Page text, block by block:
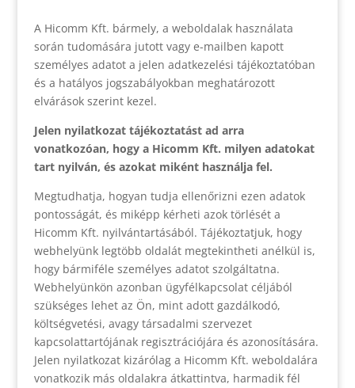
A Hicomm Kft. bármely, a weboldalak használata
során tudomására jutott vagy e-mailben kapott
személyes adatot a jelen adatkezelési tájékoztatóban
és a hatályos jogszabályokban meghatározott
elvárások szerint kezel.
Jelen nyilatkozat tájékoztatást ad arra
vonatkozóan, hogy a Hicomm Kft. milyen adatokat
tart nyilván, és azokat miként használja fel.
Megtudhatja, hogyan tudja ellenőrizni ezen adatok
pontosságát, és miképp kérheti azok törlését a
Hicomm Kft. nyilvántartásából. Tájékoztatjuk, hogy
webhelyünk legtöbb oldalát megtekintheti anélkül is,
hogy bármiféle személyes adatot szolgáltatna.
Webhelyünkön azonban ügyfélkapcsolat céljából
szükséges lehet az Ön, mint adott gazdálkodó,
költségvetési, avagy társadalmi szervezet
kapcsolattartójának regisztrációjára és azonosítására.
Jelen nyilatkozat kizárólag a Hicomm Kft. weboldalára
vonatkozik más oldalakra átkattintva, harmadik fél